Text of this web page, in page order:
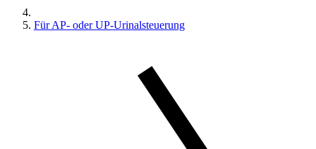
Für AP- oder UP-Urinalsteuerung